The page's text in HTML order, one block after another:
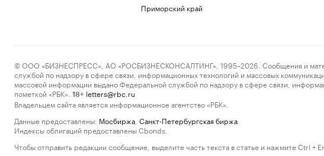
Приморский край
© ООО «БИЗНЕСПРЕСС», АО «РОСБИЗНЕСКОНСАЛТИНГ», 1995–2026. Сообщения и
службой по надзору в сфере связи, информационных технологий и массовых
массовой информации выдано Федеральной службой по надзору в сфере связи,
пометкой «РБК».
18+ letters@rbc.ru
Владельцем сайта является информационное агентство «РБК».
Данные предоставлены: Мосбиржа Санкт-Петербургская биржа
Индексы облигаций предоставлены Cbonds.
Чтобы отправить редакции сообщение, выделите часть текста в статье и нажмите Ctrl +